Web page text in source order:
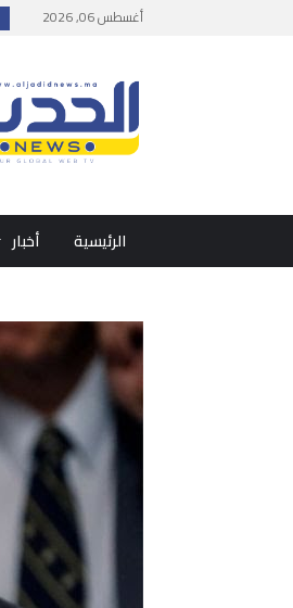
أغسطس 06, 2026
الرئيسية أخبار